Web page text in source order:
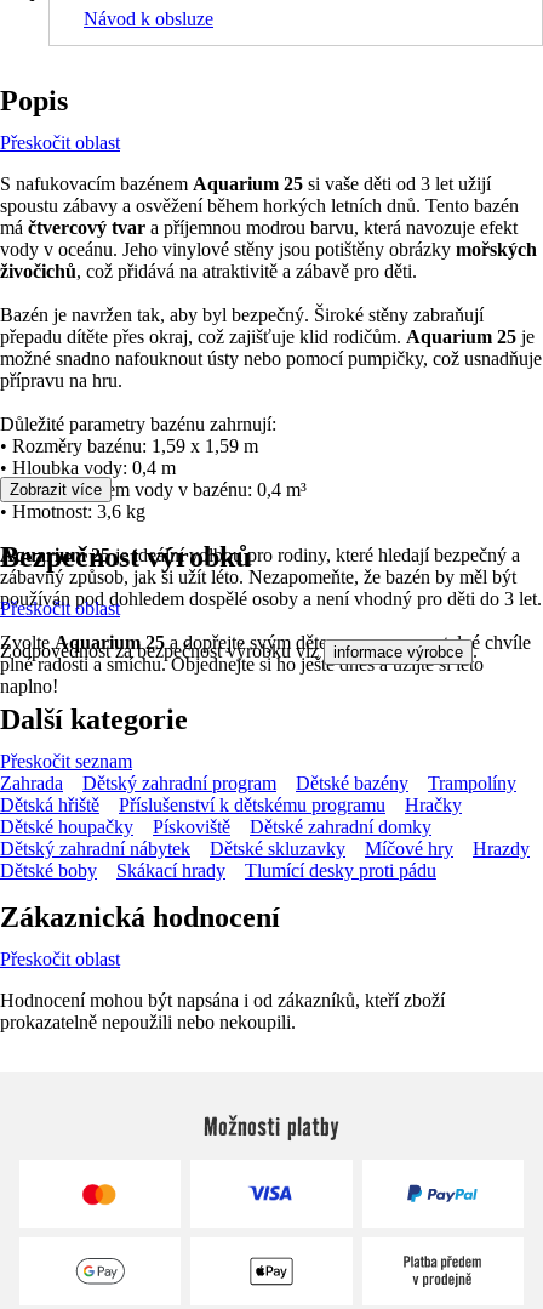
Návod k obsluze
Popis
Přeskočit oblast
S nafukovacím bazénem Aquarium 25 si vaše děti od 3 let užijí
spoustu zábavy a osvěžení během horkých letních dnů. Tento bazén
má čtvercový tvar a příjemnou modrou barvu, která navozuje efekt
vody v oceánu. Jeho vinylové stěny jsou potištěny obrázky mořských
živočichů, což přidává na atraktivitě a zábavě pro děti.
Bazén je navržen tak, aby byl bezpečný. Široké stěny zabraňují
přepadu dítěte přes okraj, což zajišťuje klid rodičům. Aquarium 25 je
možné snadno nafouknout ústy nebo pomocí pumpičky, což usnadňuje
přípravu na hru.
Důležité parametry bazénu zahrnují:
• Rozměry bazénu: 1,59 x 1,59 m
• Hloubka vody: 0,4 m
• Celkový objem vody v bazénu: 0,4 m³
• Hmotnost: 3,6 kg
Aquarium 25je ideální volbou pro rodiny, které hledají bezpečný a
zábavný způsob, jak si užít léto. Nezapomeňte, že bazén by měl být
používán pod dohledem dospělé osoby a není vhodný pro děti do 3 let.
Zvolte Aquarium 25 a dopřejte svým dětem nezapomenutelné chvíle
plné radosti a smíchu. Objednejte si ho ještě dnes a užijte si léto
naplno!
Zobrazit více
Bezpečnost výrobků
Přeskočit oblast
Zodpovědnost za bezpečnost výrobku viz informace výrobce .
Další kategorie
Přeskočit seznam
Zahrada
Dětský zahradní program Dětské bazény
Trampolíny
Dětská hřiště
Příslušenství k dětskému programu
Hračky
Dětské houpačky
Pískoviště
Dětské zahradní domky
Dětský zahradní nábytek
Dětské skluzavky Míčové hry
Hrazdy
Dětské boby
Skákací hrady Tlumící desky proti pádu
Zákaznická hodnocení
Přeskočit oblast
Hodnocení mohou být napsána i od zákazníků, kteří zboží
prokazatelně nepoužili nebo nekoupili.
Možnosti platby